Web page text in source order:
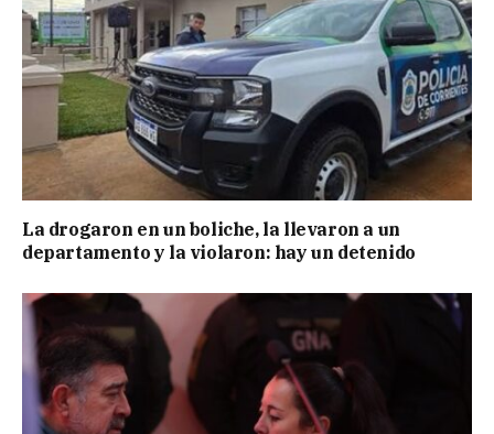
La drogaron en un boliche, la llevaron a un
departamento y la violaron: hay un detenido